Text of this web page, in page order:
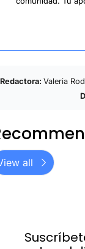
Redactora: Valeria
all